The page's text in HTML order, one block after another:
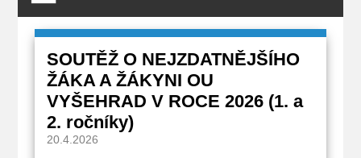
SOUTĚŽ O NEJZDATNĚJŠÍHO
ŽÁKA A ŽÁKYNI OU
VYŠEHRAD V ROCE 2026 (1. a
2. ročníky)
20.4.2026